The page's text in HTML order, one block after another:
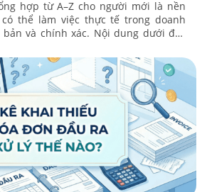
hợp từ A–Z cho người mới là nền
thể làm việc thực tế trong doanh
và chính xác. Nội dung dưới đây